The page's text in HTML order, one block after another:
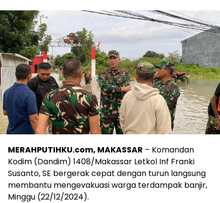
MERAHPUTIHKU.com, MAKASSAR – Komandan
Kodim (Dandim) 1408/Makassar Letkol Inf Franki
Susanto, SE bergerak cepat dengan turun langsung
membantu mengevakuasi warga terdampak banjir,
Minggu (22/12/2024).